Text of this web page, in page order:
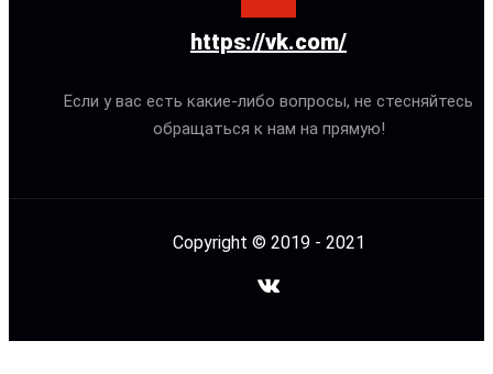
https://vk.com/
Если у вас есть какие-либо вопросы, не стесняйтесь
обращаться к нам на прямую!
Copyright © 2019 - 2021